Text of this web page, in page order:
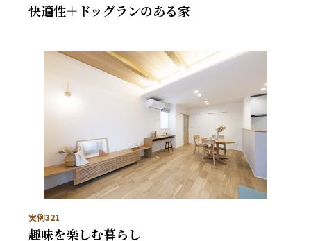
快適性＋ドッグランのある家
実例321
趣味を楽しむ暮らし